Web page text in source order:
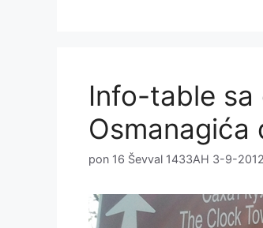
Info-table sa
Osmanagića
pon 16 Ševval 1433AH 3-9-